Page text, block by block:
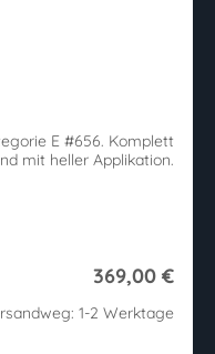
E #656. Komplett
mit heller Applikation.
369,00 €
1-2 Werktage